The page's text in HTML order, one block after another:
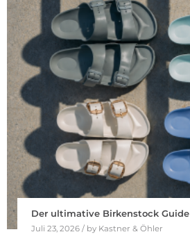
Der ultimative Birkenstock Guide
Juli 23, 2026 / by Kastner & Öhler